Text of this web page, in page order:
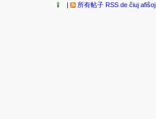
所有帖子 RSS de ĉiuj afiŝoj